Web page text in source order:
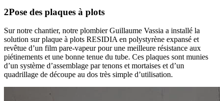
2Pose des plaques à plots
Sur notre chantier, notre plombier Guillaume Vassia a installé la
solution sur plaque à plots RESIDIA en polystyrène expansé et
revêtue d’un film pare-vapeur pour une meilleure résistance aux
piétinements et une bonne tenue du tube. Ces plaques sont munies
d’un système d’assemblage par tenons et mortaises et d’un
quadrillage de découpe au dos très simple d’utilisation.